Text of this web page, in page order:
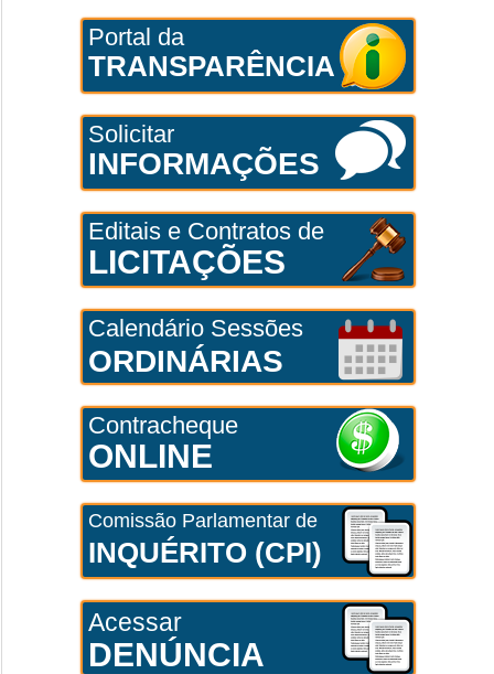
Portal da
TRANSPARÊNCIA
Solicitar
INFORMAÇÕES
Editais e Contratos de
LICITAÇÕES
Calendário Sessões
ORDINÁRIAS
Contracheque
ONLINE
Comissão Parlamentar de
INQUÉRITO (CPI)
Acessar
DENÚNCIA